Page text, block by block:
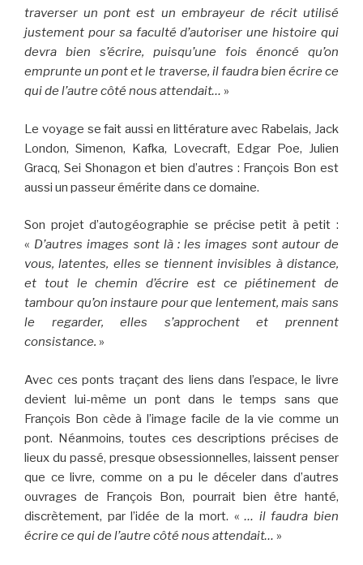
traverser un pont est un embrayeur de récit utilisé
justement pour sa faculté d’autoriser une histoire qui
devra bien s’écrire, puisqu’une fois énoncé qu’on
emprunte un pont et le traverse, il faudra bien écrire ce
qui de l’autre côté nous attendait… »
Le voyage se fait aussi en littérature avec Rabelais, Jack
London, Simenon, Kafka, Lovecraft, Edgar Poe, Julien
Gracq, Sei Shonagon et bien d’autres : François Bon est
aussi un passeur émérite dans ce domaine.
Son projet d’autogéographie se précise petit à petit :
« D’autres images sont là : les images sont autour de
vous, latentes, elles se tiennent invisibles à distance,
et tout le chemin d’écrire est ce piétinement de
tambour qu’on instaure pour que lentement, mais sans
le regarder, elles s’approchent et prennent
consistance. »
Avec ces ponts traçant des liens dans l’espace, le livre
devient lui-même un pont dans le temps sans que
François Bon cède à l’image facile de la vie comme un
pont. Néanmoins, toutes ces descriptions précises de
lieux du passé, presque obsessionnelles, laissent penser
que ce livre, comme on a pu le déceler dans d’autres
ouvrages de François Bon, pourrait bien être hanté,
discrètement, par l’idée de la mort. «… il faudra bien
écrire ce qui de l’autre côté nous attendait… »